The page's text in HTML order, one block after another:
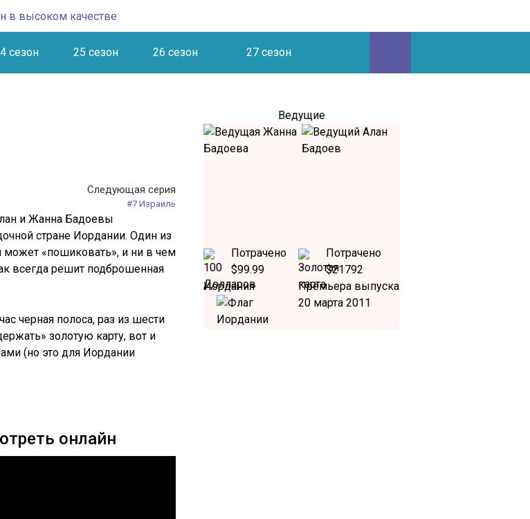
сезон 25 сезон 26 сезон 27 сезон
Следующая серия
#7 Израиль
и Жанна Бадоевы
стране Иордании. Один из
может «пошиковать», и ни в чем
всегда решит подброшенная
черная полоса, раз из шести
золотую карту, вот и
(но это для Иордании
онлайн
Ведущие
Потрачено
$99.99
Потрачено
$21792
Иордания
Премьера выпуска
20 марта 2011